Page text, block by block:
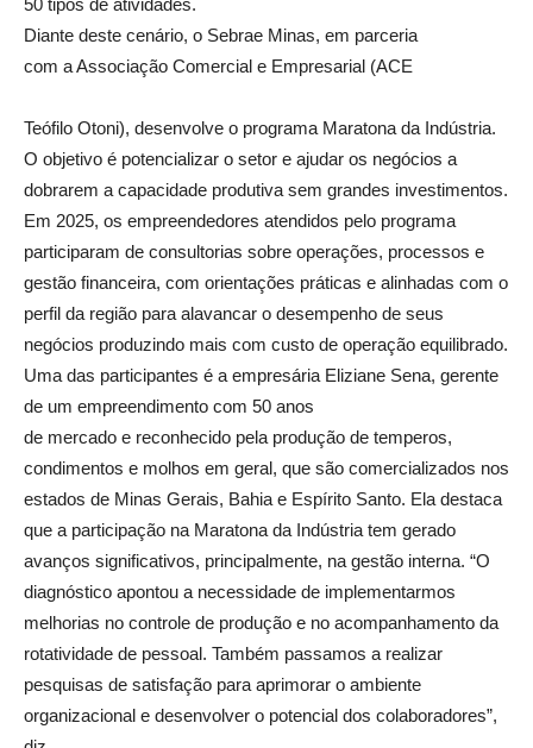
Diante deste cenário, o Sebrae Minas, em parceria
com a Associação Comercial e Empresarial (ACE
Teófilo Otoni), desenvolve o programa Maratona da Indústria.
O objetivo é potencializar o setor e ajudar os negócios a
dobrarem a capacidade produtiva sem grandes investimentos.
Em 2025, os empreendedores atendidos pelo programa
participaram de consultorias sobre operações, processos e
gestão financeira, com orientações práticas e alinhadas com o
perfil da região para alavancar o desempenho de seus
negócios produzindo mais com custo de operação equilibrado.
Uma das participantes é a empresária Eliziane Sena, gerente
de um empreendimento com 50 anos
de mercado e reconhecido pela produção de temperos,
condimentos e molhos em geral, que são comercializados nos
estados de Minas Gerais, Bahia e Espírito Santo. Ela destaca
que a participação na Maratona da Indústria tem gerado
avanços significativos, principalmente, na gestão interna. “O
diagnóstico apontou a necessidade de implementarmos
melhorias no controle de produção e no acompanhamento da
rotatividade de pessoal. Também passamos a realizar
pesquisas de satisfação para aprimorar o ambiente
organizacional e desenvolver o potencial dos colaboradores”,